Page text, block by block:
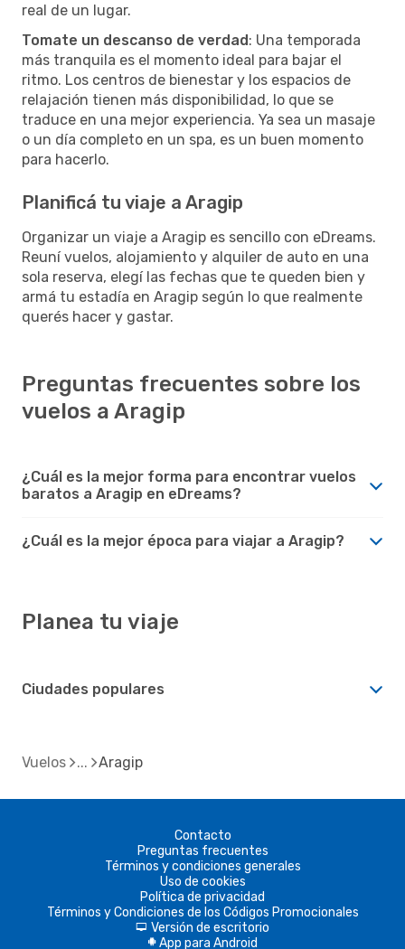
real de un lugar.
Tomate un descanso de verdad: Una temporada
más tranquila es el momento ideal para bajar el
ritmo. Los centros de bienestar y los espacios de
relajación tienen más disponibilidad, lo que se
traduce en una mejor experiencia. Ya sea un masaje
o un día completo en un spa, es un buen momento
para hacerlo.
Planificá tu viaje a Aragip
Organizar un viaje a Aragip es sencillo con eDreams.
Reuní vuelos, alojamiento y alquiler de auto en una
sola reserva, elegí las fechas que te queden bien y
armá tu estadía en Aragip según lo que realmente
querés hacer y gastar.
Preguntas frecuentes sobre los
vuelos a Aragip
¿Cuál es la mejor forma para encontrar vuelos
baratos a Aragip en eDreams?
¿Cuál es la mejor época para viajar a Aragip?
Planea tu viaje
Ciudades populares
Vuelos Aragip
Contacto
Preguntas frecuentes
Términos y condiciones generales
Uso de cookies
Política de privacidad
Términos y Condiciones de los Códigos Promocionales
d Versión de escritorio
A App para Android